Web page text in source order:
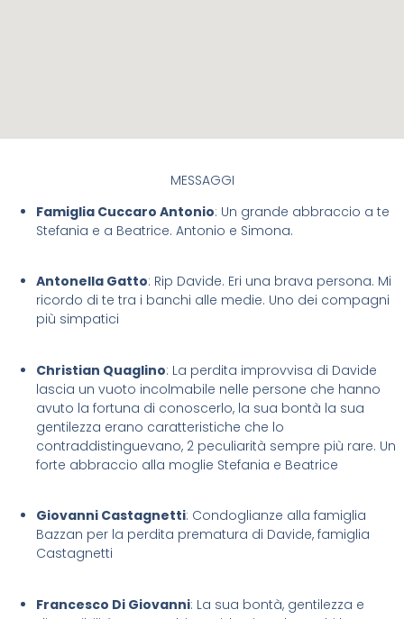
MESSAGGI
Famiglia Cuccaro Antonio: Un grande abbraccio a te
Stefania e a Beatrice. Antonio e Simona.
Antonella Gatto: Rip Davide. Eri una brava persona. Mi
ricordo di te tra i banchi alle medie. Uno dei compagni
più simpatici
Christian Quaglino: La perdita improvvisa di Davide
lascia un vuoto incolmabile nelle persone che hanno
avuto la fortuna di conoscerlo, la sua bontà la sua
gentilezza erano caratteristiche che lo
contraddistinguevano, 2 peculiarità sempre più rare. Un
forte abbraccio alla moglie Stefania e Beatrice
Giovanni Castagnetti: Condoglianze alla famiglia
Bazzan per la perdita prematura di Davide, famiglia
Castagnetti
Francesco Di Giovanni: La sua bontà, gentilezza e